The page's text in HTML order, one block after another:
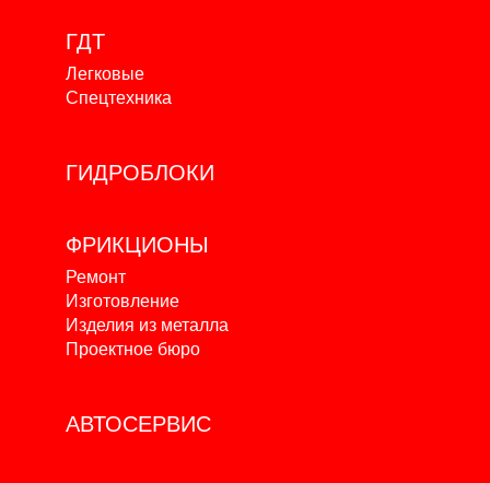
ГДТ
Легковые
Спецтехника
ГИДРОБЛОКИ
ФРИКЦИОНЫ
Ремонт
Изготовление
Изделия из металла
Проектное бюро
АВТОСЕРВИС